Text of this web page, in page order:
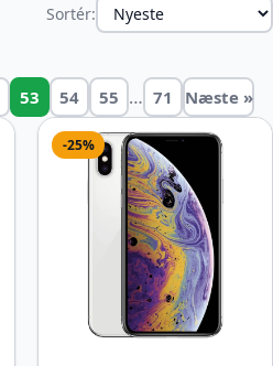
Sortér:
53 54 55 … 71 Næste »
-25%